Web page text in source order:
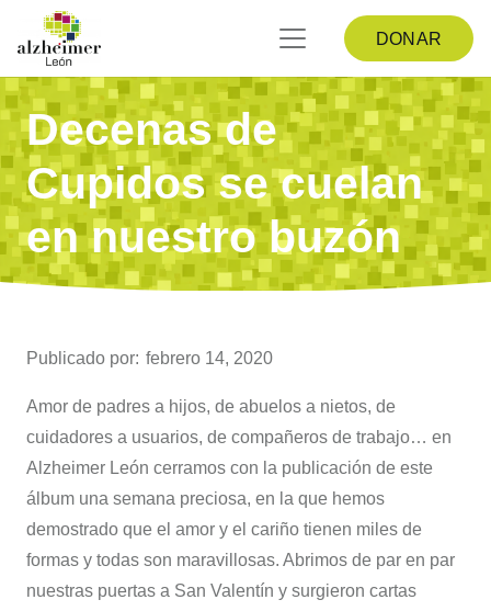
DONAR
Decenas de
Cupidos se cuelan
en nuestro buzón
Publicado por: febrero 14, 2020
Amor de padres a hijos, de abuelos a nietos, de
cuidadores a usuarios, de compañeros de trabajo… en
Alzheimer León cerramos con la publicación de este
álbum una semana preciosa, en la que hemos
demostrado que el amor y el cariño tienen miles de
formas y todas son maravillosas. Abrimos de par en par
nuestras puertas a San Valentín y surgieron cartas